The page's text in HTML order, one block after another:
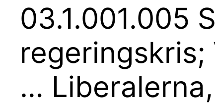
03.1.001.005
…